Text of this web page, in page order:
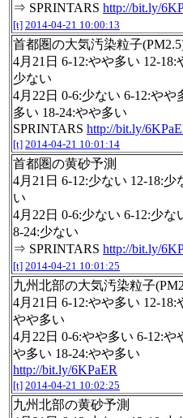
⇒ SPRINTARS http://bit.ly/
[t] 2014-04-21 10:00:13
首都圏の大気汚染粒子
4月21日 6-12:やや多い 12-18:
少ない
4月22日 0-6:少ない 6-12:やや
多い 18-24:やや多い
SPRINTARS http://bit.ly/
[t] 2014-04-21 10:01:14
首都圏の黄砂予測
4月21日 6-12:少ない 12-18:少
い
4月22日 0-6:少ない 6-12:少な
8-24:少ない
⇒ SPRINTARS http://bit.ly/
[t] 2014-04-21 10:01:25
九州北部の大気汚染粒子
4月21日 6-12:やや多い 12-18:
やや多い
4月22日 0-6:やや多い 6-12:や
や多い 18-24:やや多い
http://bit.ly/6KPaER
[t] 2014-04-21 10:02:25
九州北部の黄砂予測